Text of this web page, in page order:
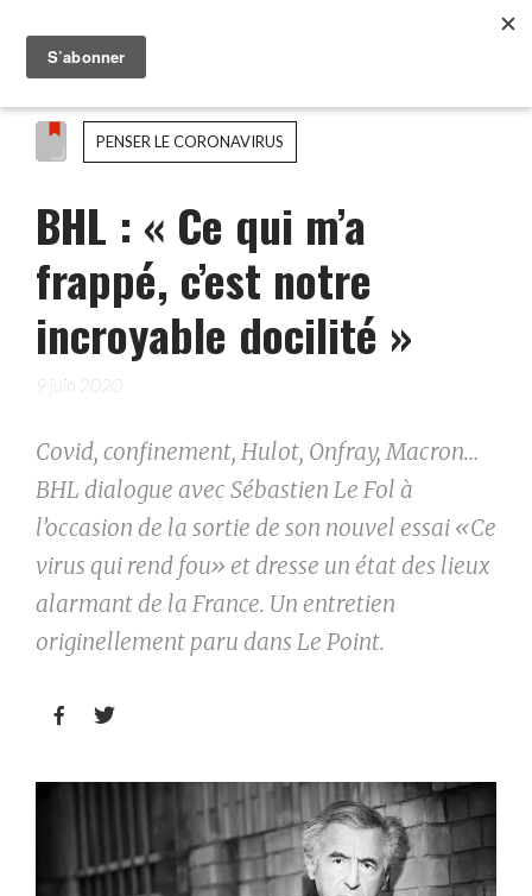
PENSER LE CORONAVIRUS
BHL : « Ce qui m’a
frappé, c’est notre
incroyable docilité »
9 juin 2020
Covid, confinement, Hulot, Onfray, Macron…
BHL dialogue avec Sébastien Le Fol à
l’occasion de la sortie de son nouvel essai «Ce
virus qui rend fou» et dresse un état des lieux
alarmant de la France. Un entretien
originellement paru dans Le Point.
 